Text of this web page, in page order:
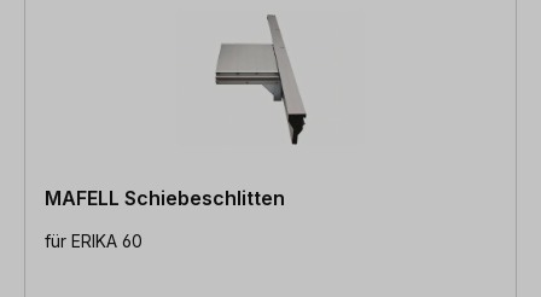
MAFELL Schiebeschlitten
für ERIKA 60